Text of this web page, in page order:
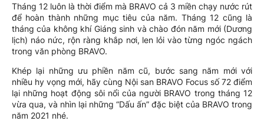
Tháng 12 luôn là thời điểm mà BRAVO cả 3 miền chạy nước rút
để hoàn thành những mục tiêu của năm. Tháng 12 cũng là
tháng của không khí Giáng sinh và chào đón năm mới (Dương
lịch) náo nức, rộn ràng khắp nơi, len lỏi vào từng ngóc ngách
trong văn phòng BRAVO.
Khép lại những ưu phiền năm cũ, bước sang năm mới với
nhiều hy vọng mới, hãy cùng Nội san BRAVO Focus số 72 điểm
lại những hoạt động sôi nổi của người BRAVO trong tháng 12
vừa qua, và nhìn lại những “Dấu ấn” đặc biệt của BRAVO trong
năm 2021 nhé.